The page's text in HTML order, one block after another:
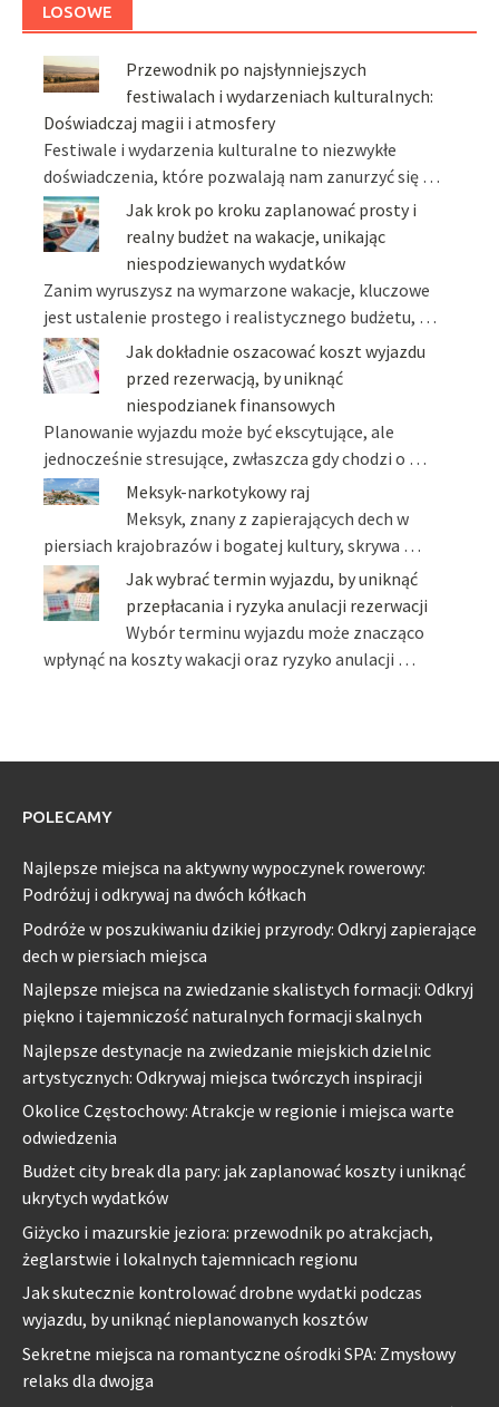
LOSOWE
Przewodnik po najsłynniejszych
festiwalach i wydarzeniach kulturalnych:
Doświadczaj magii i atmosfery
Festiwale i wydarzenia kulturalne to niezwykłe
doświadczenia, które pozwalają nam zanurzyć się …
Jak krok po kroku zaplanować prosty i
realny budżet na wakacje, unikając
niespodziewanych wydatków
Zanim wyruszysz na wymarzone wakacje, kluczowe
jest ustalenie prostego i realistycznego budżetu, …
Jak dokładnie oszacować koszt wyjazdu
przed rezerwacją, by uniknąć
niespodzianek finansowych
Planowanie wyjazdu może być ekscytujące, ale
jednocześnie stresujące, zwłaszcza gdy chodzi o …
Meksyk-narkotykowy raj
Meksyk, znany z zapierających dech w
piersiach krajobrazów i bogatej kultury, skrywa …
Jak wybrać termin wyjazdu, by uniknąć
przepłacania i ryzyka anulacji rezerwacji
Wybór terminu wyjazdu może znacząco
wpłynąć na koszty wakacji oraz ryzyko anulacji …
POLECAMY
Najlepsze miejsca na aktywny wypoczynek rowerowy:
Podróżuj i odkrywaj na dwóch kółkach
Podróże w poszukiwaniu dzikiej przyrody: Odkryj zapierające
dech w piersiach miejsca
Najlepsze miejsca na zwiedzanie skalistych formacji: Odkryj
piękno i tajemniczość naturalnych formacji skalnych
Najlepsze destynacje na zwiedzanie miejskich dzielnic
artystycznych: Odkrywaj miejsca twórczych inspiracji
Okolice Częstochowy: Atrakcje w regionie i miejsca warte
odwiedzenia
Budżet city break dla pary: jak zaplanować koszty i uniknąć
ukrytych wydatków
Giżycko i mazurskie jeziora: przewodnik po atrakcjach,
żeglarstwie i lokalnych tajemnicach regionu
Jak skutecznie kontrolować drobne wydatki podczas
wyjazdu, by uniknąć nieplanowanych kosztów
Sekretne miejsca na romantyczne ośrodki SPA: Zmysłowy
relaks dla dwojga